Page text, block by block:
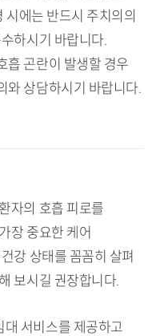
시에는 반드시 주치의의
하시기 바랍니다.
흡 곤란이 발생할 경우
와 상담하시기 바랍니다.
자의 호흡 피로를
장 중요한 케어
강 상태를 꼼꼼히 살펴
보시길 권장합니다.
서비스를 제공하고